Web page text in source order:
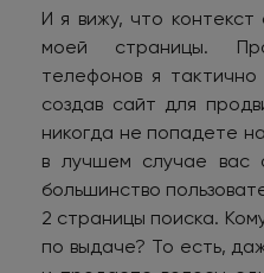
И я вижу, что
моей страницы.
телефонов я
создав сайт для
никогда не попадете
в лучшем случае вас
большинство
2 страницы поиска.
по выдаче? То есть,